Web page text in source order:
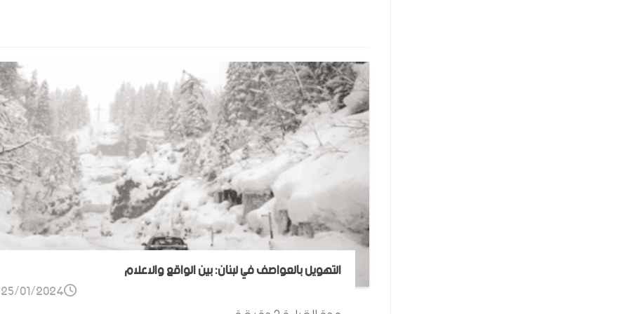
التهويل بالعواصف في لبنان: بين الواقع والاعلام
25/01/2024